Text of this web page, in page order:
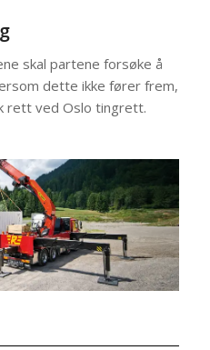
skal partene forsøke å
dette ikke fører frem,
rett ved Oslo tingrett.